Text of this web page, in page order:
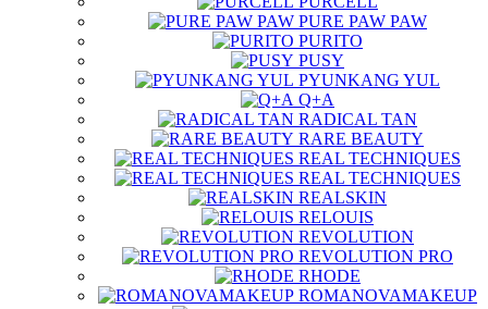
PURE PAW PAW
PURITO
PUSY
PYUNKANG YUL
Q+A
RADICAL TAN
RARE BEAUTY
REAL TECHNIQUES
REAL TECHNIQUES
REALSKIN
RELOUIS
REVOLUTION
REVOLUTION PRO
RHODE
ROMANOVAMAKEUP